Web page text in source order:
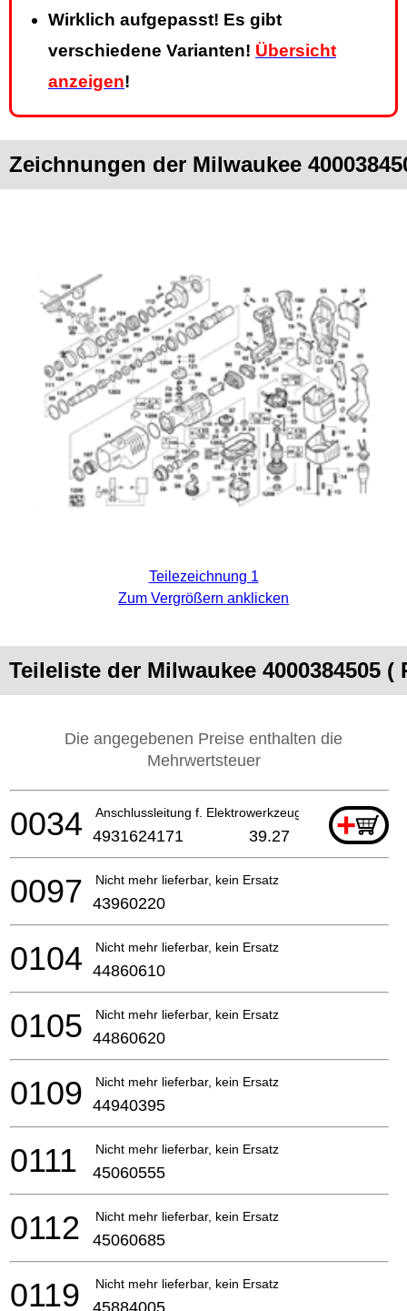
Wirklich aufgepasst! Es gibt
verschiedene Varianten! Übersicht
anzeigen!
Zeichnungen der Milwaukee
Teilezeichnung 1
Zum Vergrößern anklicken
Teileliste der Milwaukee 4000384505 (
Die angegebenen Preise enthalten die
Mehrwertsteuer
Anschlussleitung f. Elektrowerkzeuge +
0034 4931624171 39.27
Nicht mehr lieferbar, kein Ersatz
0097 43960220
Nicht mehr lieferbar, kein Ersatz
0104 44860610
Nicht mehr lieferbar, kein Ersatz
0105 44860620
Nicht mehr lieferbar, kein Ersatz
0109 44940395
Nicht mehr lieferbar, kein Ersatz
0111 45060555
Nicht mehr lieferbar, kein Ersatz
0112 45060685
Nicht mehr lieferbar, kein Ersatz
0119 45884005